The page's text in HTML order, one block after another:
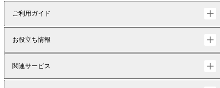
ご利用ガイド
お役立ち情報
関連サービス